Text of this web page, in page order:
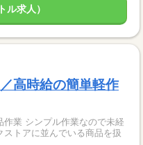
ル求人）
高時給の簡単軽作
業 シンプル作業なので未経
トアに並んでいる商品を扱